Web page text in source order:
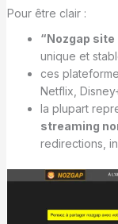
Pour être clair :
“Nozgap
unique et
ces
Netflix,
la plupart
streaming
redirections,